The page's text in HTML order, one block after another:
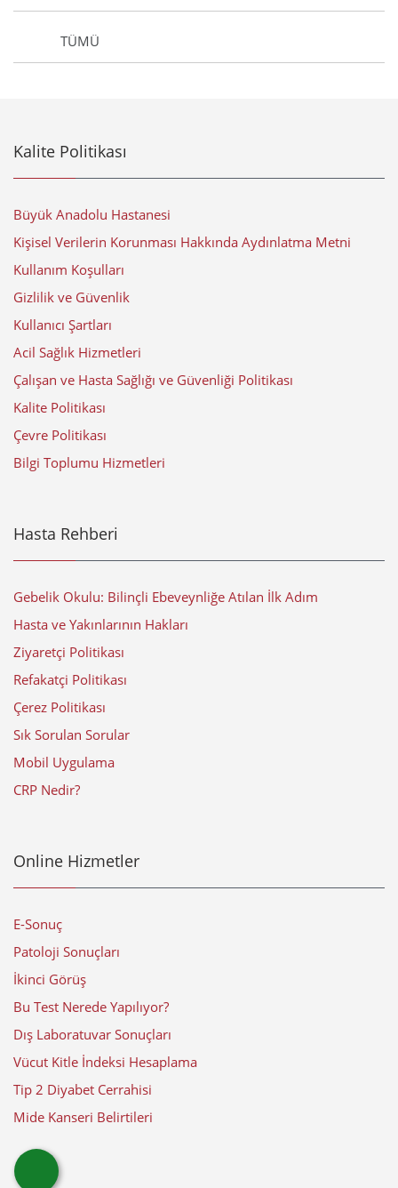
TÜMÜ
Kalite Politikası
Büyük Anadolu Hastanesi
Kişisel Verilerin Korunması Hakkında Aydınlatma Metni
Kullanım Koşulları
Gizlilik ve Güvenlik
Kullanıcı Şartları
Acil Sağlık Hizmetleri
Çalışan ve Hasta Sağlığı ve Güvenliği Politikası
Kalite Politikası
Çevre Politikası
Bilgi Toplumu Hizmetleri
Hasta Rehberi
Gebelik Okulu: Bilinçli Ebeveynliğe Atılan İlk Adım
Hasta ve Yakınlarının Hakları
Ziyaretçi Politikası
Refakatçi Politikası
Çerez Politikası
Sık Sorulan Sorular
Mobil Uygulama
CRP Nedir?
Online Hizmetler
E-Sonuç
Patoloji Sonuçları
İkinci Görüş
Bu Test Nerede Yapılıyor?
Dış Laboratuvar Sonuçları
Vücut Kitle İndeksi Hesaplama
Tip 2 Diyabet Cerrahisi
Mide Kanseri Belirtileri